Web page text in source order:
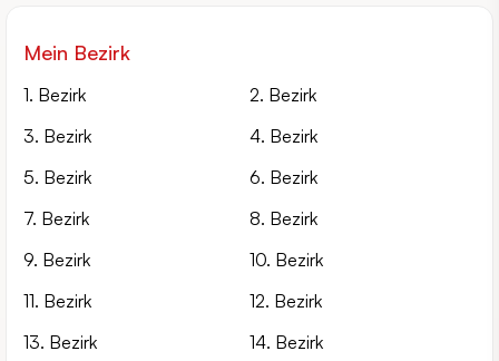
Mein Bezirk
1. Bezirk
2. Bezirk
3. Bezirk
4. Bezirk
5. Bezirk
6. Bezirk
7. Bezirk
8. Bezirk
9. Bezirk
10. Bezirk
11. Bezirk
12. Bezirk
13. Bezirk
14. Bezirk